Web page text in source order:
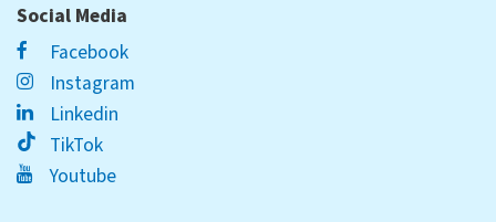
Social Media
Facebook
Instagram
Linkedin
TikTok
Youtube